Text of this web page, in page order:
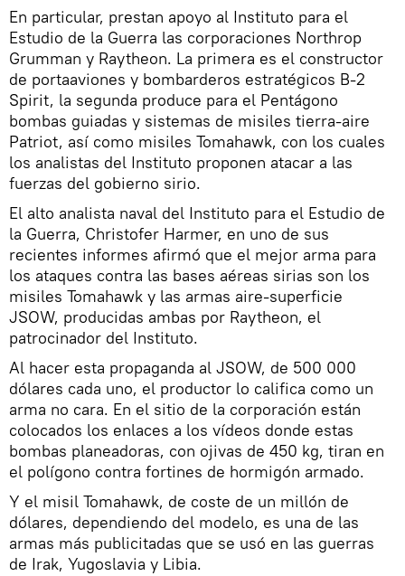
En particular, prestan apoyo al Instituto para el
Estudio de la Guerra las corporaciones Northrop
Grumman y Raytheon. La primera es el constructor
de portaaviones y bombarderos estratégicos B-2
Spirit, la segunda produce para el Pentágono
bombas guiadas y sistemas de misiles tierra-aire
Patriot, así como misiles Tomahawk, con los cuales
los analistas del Instituto proponen atacar a las
fuerzas del gobierno sirio.
El alto analista naval del Instituto para el Estudio de
la Guerra, Christofer Harmer, en uno de sus
recientes informes afirmó que el mejor arma para
los ataques contra las bases aéreas sirias son los
misiles Tomahawk y las armas aire-superficie
JSOW, producidas ambas por Raytheon, el
patrocinador del Instituto.
Al hacer esta propaganda al JSOW, de 500 000
dólares cada uno, el productor lo califica como un
arma no cara. En el sitio de la corporación están
colocados los enlaces a los vídeos donde estas
bombas planeadoras, con ojivas de 450 kg, tiran en
el polígono contra fortines de hormigón armado.
Y el misil Tomahawk, de coste de un millón de
dólares, dependiendo del modelo, es una de las
armas más publicitadas que se usó en las guerras
de Irak, Yugoslavia y Libia.